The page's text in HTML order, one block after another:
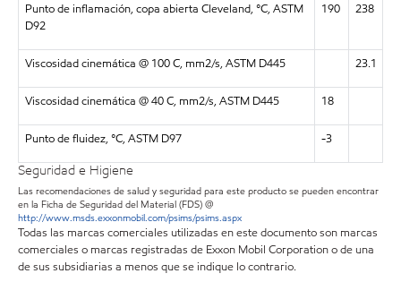
Punto de inflamación, copa abierta Cleveland, °C, ASTM
D92
190 238
Viscosidad cinemática @ 100 C, mm2/s, ASTM D445 23.1
Viscosidad cinemática @ 40 C, mm2/s, ASTM D445 18
Punto de fluidez, °C, ASTM D97 -3
Seguridad e Higiene
Las recomendaciones de salud y seguridad para este producto se pueden encontrar
en la Ficha de Seguridad del Material (FDS) @
http://www.msds.exxonmobil.com/psims/psims.aspx
Todas las marcas comerciales utilizadas en este documento son marcas
comerciales o marcas registradas de Exxon Mobil Corporation o de una
de sus subsidiarias a menos que se indique lo contrario.